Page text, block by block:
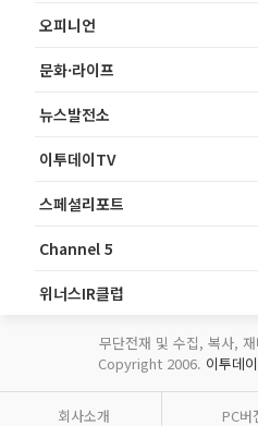
오피니언
문화·라이프
뉴스발전소
이투데이TV
스페셜리포트
Channel 5
위너스IR클럽
무단전재 및 수집, 복사,
Copyright 2006. 이투데이
회사소개 PC버